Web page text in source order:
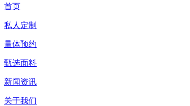
首页
私人定制
量体预约
甄选面料
新闻资讯
关于我们